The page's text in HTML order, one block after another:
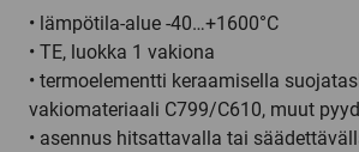
• lämpötila-alue -40…+1600°C
• TE, luokka 1 vakiona
• termoelementti keraamisella
vakiomateriaali C799/C610, muut
• asennus hitsattavalla tai